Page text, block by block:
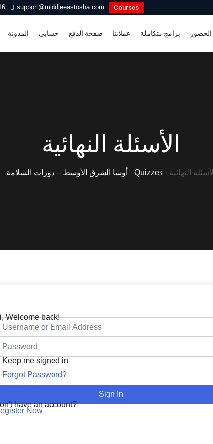
support@middleeastosha.com Courses
برامج متكاملة عملائنا صفحة الدفع حسابي المدونة
الأسئلة النهائية
أوشا الشرق الأوسط – دورات السلامة › Quizzes › النهائية
Welcome back!
Keep me signed in
Forgot Password?
Sign In
have an account?
Now